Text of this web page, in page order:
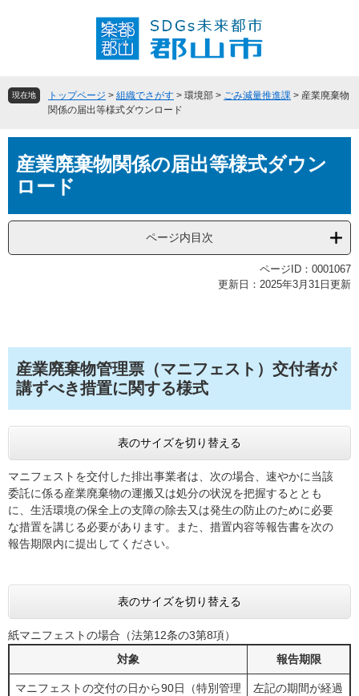
頭
飛現在地 トップページ > 組織でさがす > 環境部 > ごみ減量推進課 > 産業廃棄物
関係の届出等様式ダウンロード
文産業廃棄物関係の届出等様式ダウン
ロード
ページ内目次
ページID：0001067
更新日：2025年3月31日更新
産業廃棄物管理票（マニフェスト）交付者が
講ずべき措置に関する様式
表のサイズを切り替える
マニフェストを交付した排出事業者は、次の場合、速やかに当該
委託に係る産業廃棄物の運搬又は処分の状況を把握するととも
に、生活環境の保全上の支障の除去又は発生の防止のために必要
な措置を講じる必要があります。また、措置内容等報告書を次の
報告期限内に提出してください。
表のサイズを切り替える
紙マニフェストの場合（法第12条の3第8項）
対象
報告期限
マニフェストの交付の日から90日（特別管理
左記の期間が経過